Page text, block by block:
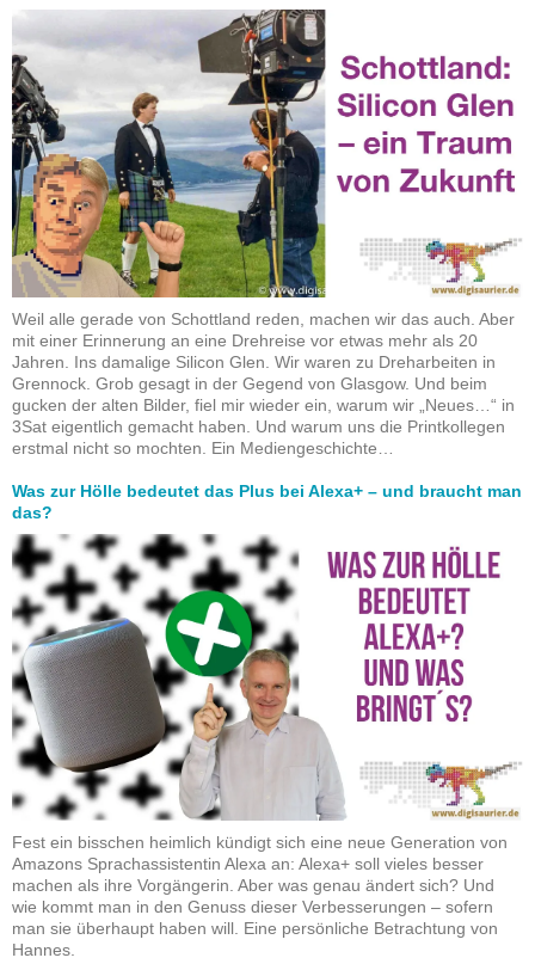
Weil alle gerade von Schottland reden, machen wir das auch. Aber
mit einer Erinnerung an eine Drehreise vor etwas mehr als 20
Jahren. Ins damalige Silicon Glen. Wir waren zu Dreharbeiten in
Grennock. Grob gesagt in der Gegend von Glasgow. Und beim
gucken der alten Bilder, fiel mir wieder ein, warum wir „Neues…“ in
3Sat eigentlich gemacht haben. Und warum uns die Printkollegen
erstmal nicht so mochten. Ein Mediengeschichte…
Was zur Hölle bedeutet das Plus bei Alexa+ – und braucht man
das?
Fest ein bisschen heimlich kündigt sich eine neue Generation von
Amazons Sprachassistentin Alexa an: Alexa+ soll vieles besser
machen als ihre Vorgängerin. Aber was genau ändert sich? Und
wie kommt man in den Genuss dieser Verbesserungen – sofern
man sie überhaupt haben will. Eine persönliche Betrachtung von
Hannes.